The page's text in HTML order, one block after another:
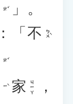
ㄓˇ
」。
：「 不 ㄅㄨˋ
ㄓˇ
ㄧˋ 家 ㄐㄧㄚ
，